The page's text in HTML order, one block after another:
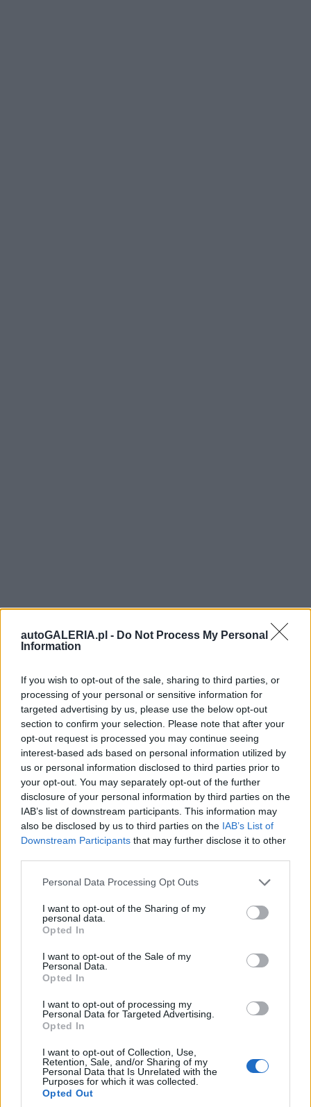
autoGALERIA.pl - Do Not Process My Personal
Information
If you wish to opt-out of the sale, sharing to third parties, or
processing of your personal or sensitive information for
targeted advertising by us, please use the below opt-out
section to confirm your selection. Please note that after your
opt-out request is processed you may continue seeing
interest-based ads based on personal information utilized by
us or personal information disclosed to third parties prior to
your opt-out. You may separately opt-out of the further
disclosure of your personal information by third parties on the
IAB’s list of downstream participants. This information may
also be disclosed by us to third parties on the IAB’s List of
Downstream Participants that may further disclose it to other
Please note that this website/app uses one or more Google
not limited to your visit or usage behaviour. You may click to
grant or deny consent to Google and its third-party tags to
use your data for below specified purposes in below Google
consent section.
Personal Data Processing Opt Outs
I want to opt-out of the Sharing of my
personal data.
Opted In
I want to opt-out of the Sale of my
Personal Data.
Opted In
I want to opt-out of processing my
Personal Data for Targeted Advertising.
Opted In
I want to opt-out of Collection, Use,
Retention, Sale, and/or Sharing of my
Personal Data that Is Unrelated with the
Purposes for which it was collected.
Opted Out